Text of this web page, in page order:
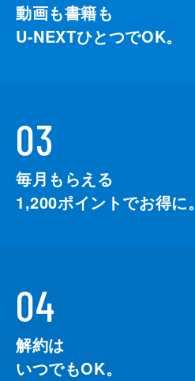
動画も書籍も
U-NEXTひとつでOK。
03
毎月もらえる
1,200ポイントでお得に。
04
解約は
いつでもOK。